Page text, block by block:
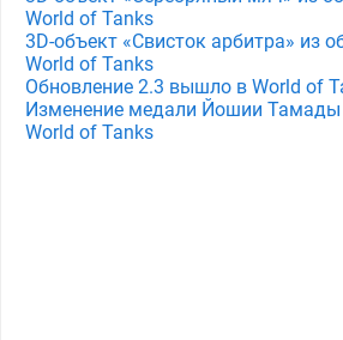
World of Tanks
3D-объект «Свисток арбитра» из
World of Tanks
Обновление 2.3 вышло в World of
Изменение медали Йошии Тамады
World of Tanks